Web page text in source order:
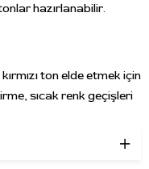
hazırlanabilir.
ton elde etmek için
sıcak renk geçişleri
ve kullanılacak diğer